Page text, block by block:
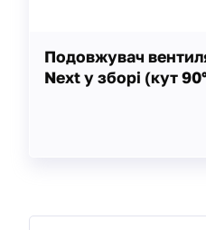
Подовжувач
Next у зборі (кут